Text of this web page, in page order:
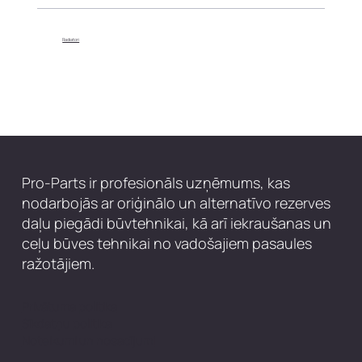
Radiatori
Pro-Parts ir profesionāls uzņēmums, kas
nodarbojās ar oriģinālo un alternatīvo rezerves
daļu piegādi būvtehnikai, kā arī iekraušanas un
ceļu būves tehnikai no vadošajiem pasaules
ražotājiem.